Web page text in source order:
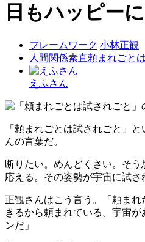
日もハッピーに
フレームワーク 小林正観
人間関係素直頼まれごと
えふさん
「頼まれごとは試されごと」
んの言葉だ。
断りたい。めんどくさい。そ
応える。その姿勢が宇宙に試さ
正観さんはこう言う。「頼ま
きるから頼まれている。宇宙
ンだ」